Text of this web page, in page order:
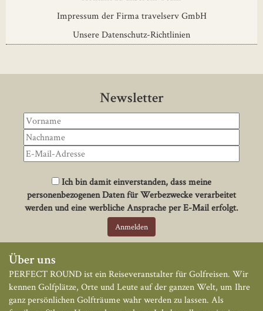
Impressum der Firma travelserv GmbH
Unsere Datenschutz-Richtlinien
Newsletter
Ich bin damit einverstanden, dass meine
personenbezogenen Daten für Werbezwecke verarbeitet
werden und eine werbliche Ansprache per E-Mail erfolgt.
Über uns
PERFECT ROUND ist ein Reiseveranstalter für Golfreisen. Wir
kennen Golfplätze, Orte und Leute auf der ganzen Welt, um Ihre
ganz persönlichen Golfträume wahr werden zu lassen. Als